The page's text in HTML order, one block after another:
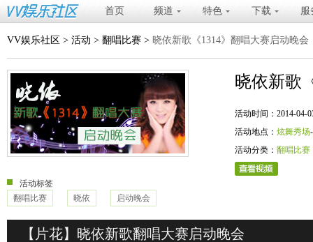
首页 频道 特色 下载 服
VV娱乐社区 > 活动 > 翻唱比赛 > 晓依新歌《1314》翻唱大赛启动晚会
晓依新歌
活动时间：2014-04-
活动地点： 炫舞秀场
活动分类： 翻唱比赛
活动标签
翻唱比赛
晓依 启动晚会
【片花】晓依新歌翻唱大赛启动晚会